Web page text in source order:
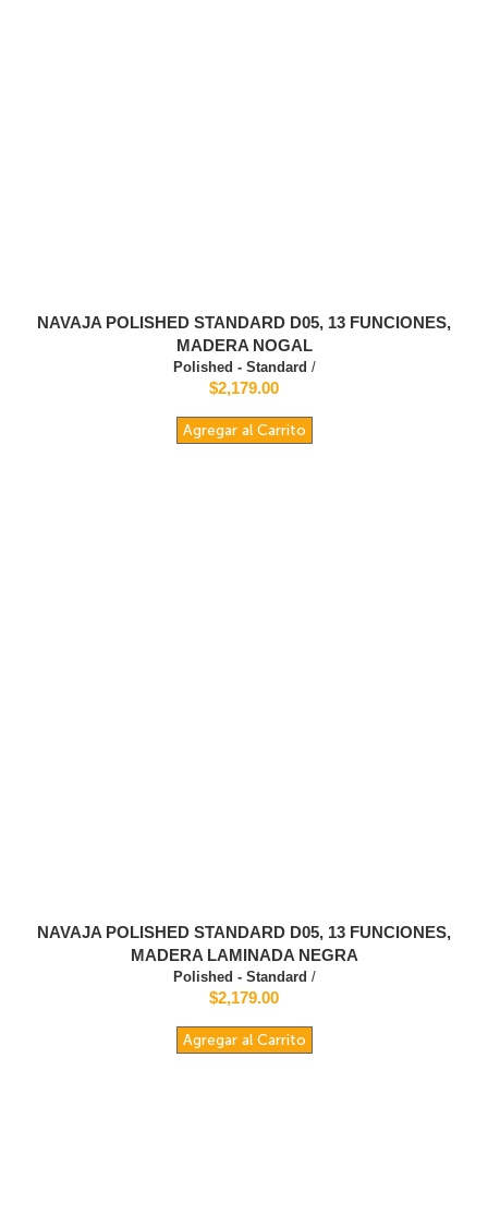
NAVAJA POLISHED STANDARD D05, 13 FUNCIONES,
MADERA NOGAL
Polished - Standard /
$2,179.00
Agregar al Carrito
NAVAJA POLISHED STANDARD D05, 13 FUNCIONES,
MADERA LAMINADA NEGRA
Polished - Standard /
$2,179.00
Agregar al Carrito